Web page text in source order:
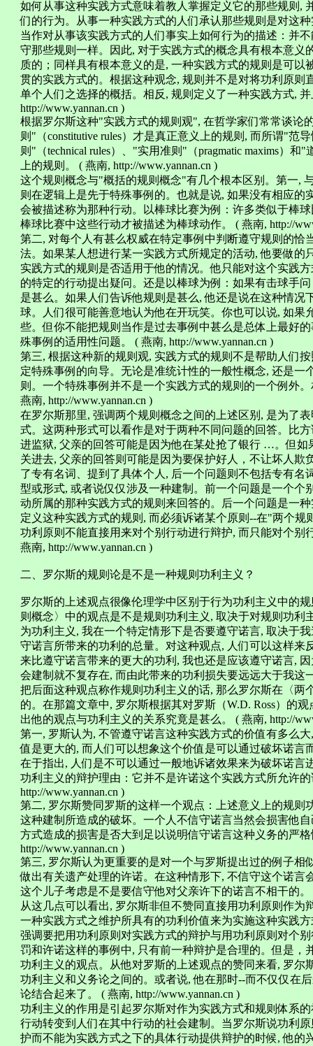
如何从事这种实践方式意味着教人掌握定义它的那些规则,
们的行为。从事一种实践方式的人们承认那些规则是对这
当作对从事该实践方式的人们事实上如何行为的描述：并
守那些规则一样。因此, 对于实践方式的概念具有根本意义
质的；同样具有根本意义的是, 一种实践方式的规则是可
贯的实践方式的。根据这种观念, 规则并不是对将功利原则
单个人们之选择的概括。相反, 规则定义了一种实践方式,
http://www.yannan.cn )
根据罗尔斯这种"实践方式的规则观", 在哲学家们常常谈论
则"（constitutive rules）才是真正意义上的规则, 而所谓"范
则"（technical rules）、"实用准则"（pragmatic maxims）和
上的规则。 ( 燕南, http://www.yannan.cn )
这个规则概念与"概括的规则概念"有几个根本区别。第一,
则在逻辑上是先于特殊事例的。也就是说, 如果没有相应
会被描述称为那种行动。以棒球比赛为例：许多类似于棒
棒球比赛中这些行动才被描述为棒球动作。 ( 燕南, http://
第二, 对每个人有甚么权威在特定事例中判断遵守规则的
法。如果某人想进行某一实践方式所规定的活动, 他要做的
实践方式的规则是否适用于他的情况。他只能对这个实践
的特定的行动提出疑问。还是以棒球为例：如果有击球手
是甚么。如果人们告诉他规则是甚么, 他还是说在这种情况
球。人们很可能善意地认为他在开玩笑。你也可以说, 如果
些。但你不能把规则当作是过去事例中甚么是总体上最好
殊事例的适用性问题。 ( 燕南, http://www.yannan.cn )
第三, 根据这种新的规则观, 实践方式的规则不是帮助人们
定特殊事例的向导。无论是准统计性的一般性概念, 还是一
则。一个特殊事例并不是一个实践方式的规则的一个例外
燕南, http://www.yannan.cn )
在罗尔斯那里, 强调两个规则概念之间的上述区别, 是为了
式。这两种形式可以看作是对于两种不同问题的回答。比
进监狱, 父亲的回答可能是因为他在某处抢了银行 …。但
关进去, 父亲的回答则可能是因为要保护好人，不让坏人
了专有名词、提到了具体个人, 后一个问题则不包括专有名
型或形式, 或者说仅仅涉及一种建制。前一个问题是一个个
动所属的那种实践方式的规则来回答的。后一个问题是一
定义这种实践方式的规则, 而必须诉诸某个原则--在"两个
功利原则不能直接用来对个别行动进行辩护, 而只能对个别
燕南, http://www.yannan.cn )
二、罗尔斯的规则论是不是一种规则功利主义？
罗尔斯的上述观点很像伦理学中区别于行为功利主义中的
则概念〉中的观点是不是规则功利主义, 取决于对规则功
为功利主义, 我在一个特定情形下是否要遵守诺言, 取决于
守诺言所带来的功利的总量。对这种观点, 人们可以这样来
来比遵守诺言带来的更大的功利, 我也还是应该遵守诺言,
会建制就不复存在, 而由此带来的功利损失要远远大于我这
把后面这种观点称作规则功利主义的话, 那么罗尔斯在〈两
的。在那篇文章中, 罗尔斯根据其对罗斯（W.D. Ross）的
出他的观点与功利主义的关系究竟是甚么。 ( 燕南, http://
第一, 罗斯认为, 不管遵守诺言这种实践方式的价值有多么
值是更大的, 而人们可以想象这个价值是可以通过破坏诺言
在于指出, 人们是不可以通过一般地诉诸效果来为破坏诺
功利主义的辩护理由：它并不是许诺这个实践方式所允许
http://www.yannan.cn )
第二, 罗尔斯赞同罗斯的这样一个观点：上述意义上的规则
这种建制所造成的破坏。一个人不信守诺言当然会损害他
方式造成的损害是否大到足以说明信守诺言这种义务的严
http://www.yannan.cn )
第三, 罗尔斯认为更重要的是对一个与罗斯提出过的例子相
做出有关遗产处理的许诺。在这种情形下, 不信守这个诺言
这个儿子考虑是不是要信守他对父亲许下的诺言不相干的。
从这几点可以看出, 罗尔斯非但不赞同直接用功利原则作
一种实践方式之维护所具有的功利价值来为实施这种实践
强调要把用功利原则对实践方式的辩护与用功利原则对个
罚和许诺这样的事例中, 只有前一种辩护是合理的。但是，
功利主义的观点。从他对罗斯的上述观点的赞同来看, 罗尔
功利主义和义务论之间的。或者说, 他在那时--而不仅仅在
论结合起来了。 ( 燕南, http://www.yannan.cn )
功利主义的作用是引起罗尔斯对作为实践方式和规则体系
行动转变到人们在其中行动的社会建制。当罗尔斯说功利
护而不能为实践方式之下的具体行动提供辩护的时候, 他的